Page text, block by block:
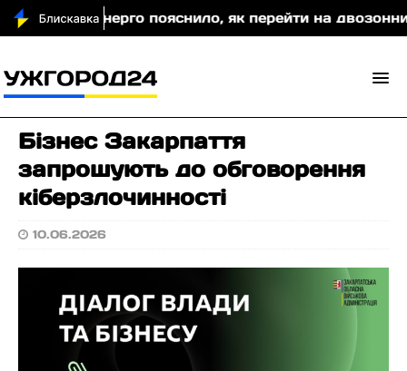
пояснило, як перейти на двозонний
Бізнес Закарпаття
запрошують до обговорення
кіберзлочинності
10.06.2026